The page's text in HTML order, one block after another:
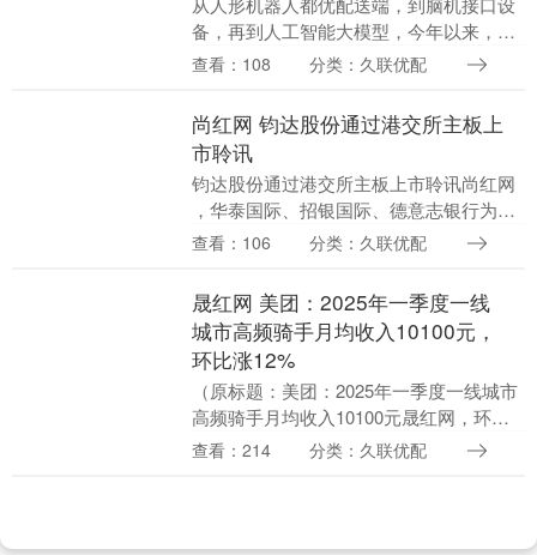
备，再到人工智能大模型，今年以来，一
批来自浙江杭州的科创成果频上热搜。从
圈，再到钱塘江对....
查看：108 分类：久联优配
尚红网 钧达股份通过港交所主板上
市聆讯
钧达股份通过港交所主板上市聆讯尚红网
，华泰国际、招银国际、德意志银行为其
联席保荐人。 钧达股份是领先的专业光伏
研发、生产和....
查看：106 分类：久联优配
晟红网 美团：2025年一季度一线
城市高频骑手月均收入10100元，
环比涨12%
（原标题：美团：2025年一季度一线城市
高频骑手月均收入10100元晟红网，环比
涨12%） 本文来源：时代财经 5月26日，
查看：214 分类：久联优配